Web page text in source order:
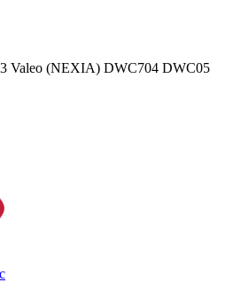
Valeo (NEXIA) DWC704 DWC05